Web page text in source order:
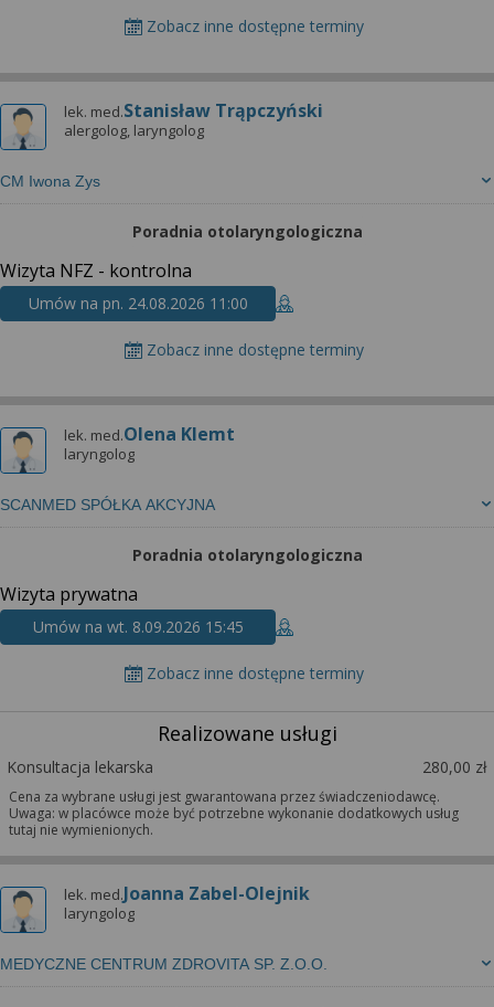
Zobacz inne dostępne terminy
lek. med.Stanisław Trąpczyński
alergolog, laryngolog
CM Iwona Zys
Poradnia otolaryngologiczna
Wizyta NFZ - kontrolna
Umów na pn. 24.08.2026 11:00
Zobacz inne dostępne terminy
lek. med.Olena Klemt
laryngolog
SCANMED SPÓŁKA AKCYJNA
Poradnia otolaryngologiczna
Wizyta prywatna
Umów na wt. 8.09.2026 15:45
Zobacz inne dostępne terminy
Realizowane usługi
Konsultacja lekarska 280,00 zł
Cena za wybrane usługi jest gwarantowana przez świadczeniodawcę.
Uwaga: w placówce może być potrzebne wykonanie dodatkowych usług
tutaj nie wymienionych.
lek. med.Joanna Zabel-Olejnik
laryngolog
MEDYCZNE CENTRUM ZDROVITA SP. Z.O.O.